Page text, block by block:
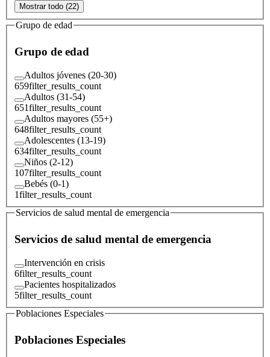
Mostrar todo (22)
Grupo de edad
Grupo de edad
Adultos jóvenes (20-30)
659filter_results_count
Adultos (31-54)
651filter_results_count
Adultos mayores (55+)
648filter_results_count
Adolescentes (13-19)
634filter_results_count
Niños (2-12)
107filter_results_count
Bebés (0-1)
1filter_results_count
Servicios de salud mental de emergencia
Servicios de salud mental de emergencia
Intervención en crisis
6filter_results_count
Pacientes hospitalizados
5filter_results_count
Poblaciones Especiales
Poblaciones Especiales